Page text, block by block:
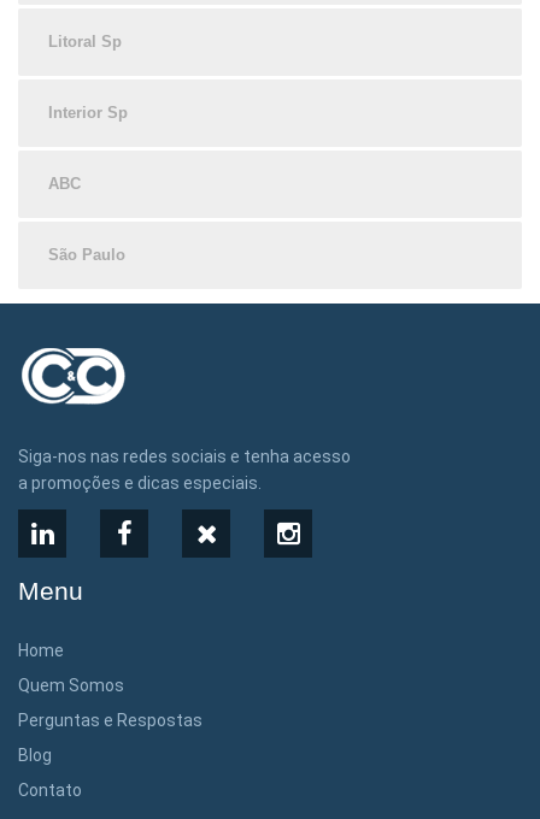
Litoral Sp
Interior Sp
ABC
São Paulo
Siga-nos nas redes sociais e tenha acesso
a promoções e dicas especiais.
LinkedInFacebook Instagram
Menu
Home
Quem Somos
Perguntas e Respostas
Blog
Contato